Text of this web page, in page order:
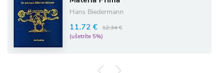
Hans Biedermann
11.72 € 12.34 €
(ušetríte 5%)